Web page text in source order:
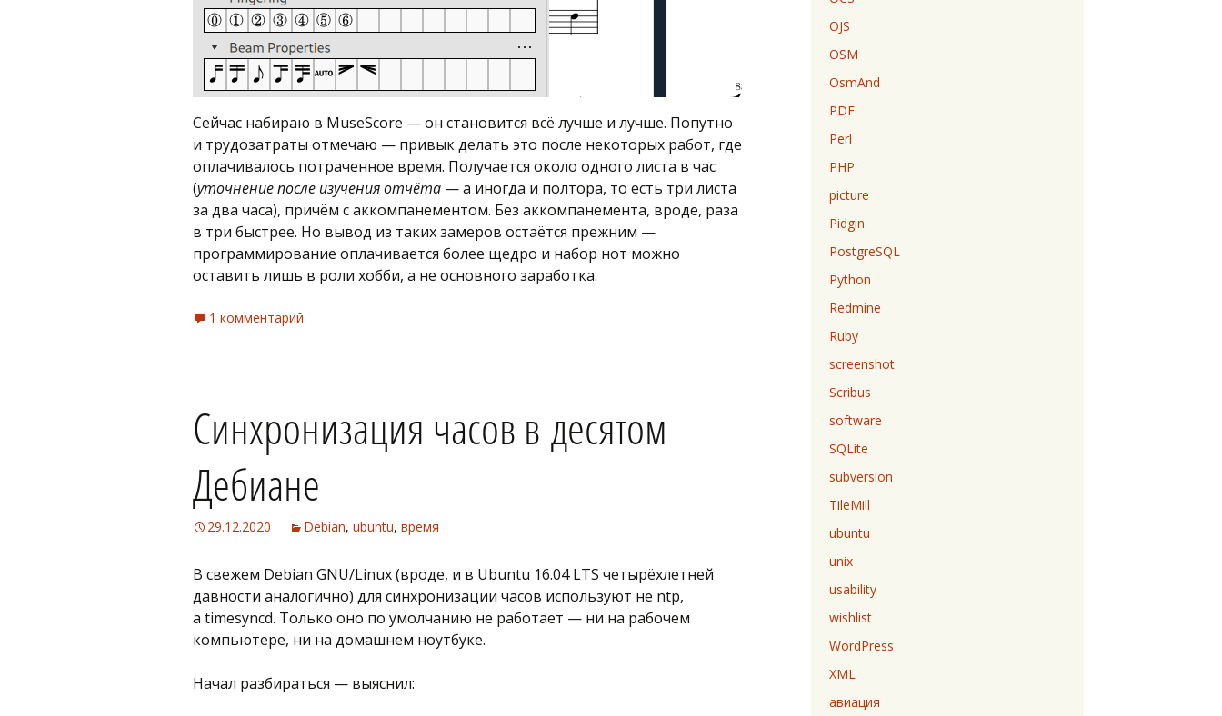
Сейчас набираю в MuseScore — он становится всё лучше и лучше. Попутно
и трудозатраты отмечаю — привык делать это после некоторых работ, где
оплачивалось потраченное время. Получается около одного листа в час
(уточнение после изучения отчёта — а иногда и полтора, то есть три листа
за два часа), причём с аккомпанементом. Без аккомпанемента, вроде, раза
в три быстрее. Но вывод из таких замеров остаётся прежним —
программирование оплачивается более щедро и набор нот можно
оставить лишь в роли хобби, а не основного заработка.
1 комментарий
Синхронизация часов в десятом
Дебиане
29.12.2020 Debian, ubuntu, время
В свежем Debian GNU/Linux (вроде, и в Ubuntu 16.04 LTS четырёхлетней
давности аналогично) для синхронизации часов используют не ntp,
а timesyncd. Только оно по умолчанию не работает — ни на рабочем
компьютере, ни на домашнем ноутбуке.
Начал разбираться — выяснил:
OJS
OSM
OsmAnd
PDF
Perl
PHP
picture
Pidgin
PostgreSQL
Python
Redmine
Ruby
screenshot
Scribus
software
SQLite
subversion
TileMill
ubuntu
unix
usability
wishlist
WordPress
XML
авиация